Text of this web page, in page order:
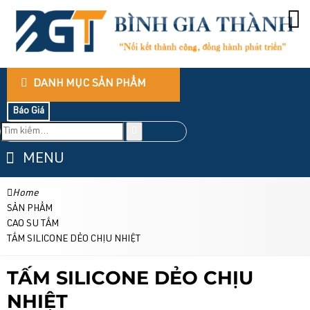
DANH MỤC SẢN PHẨM
Báo Giá
MENU
Home
SẢN PHẨM
CAO SU TẤM
TẤM SILICONE DẺO CHỊU NHIỆT
TẤM SILICONE DẺO CHỊU
NHIỆT